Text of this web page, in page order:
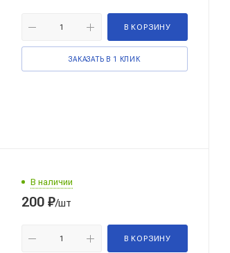
В КОРЗИНУ
ЗАКАЗАТЬ В 1 КЛИК
В наличии
200 ₽/шт
В КОРЗИНУ